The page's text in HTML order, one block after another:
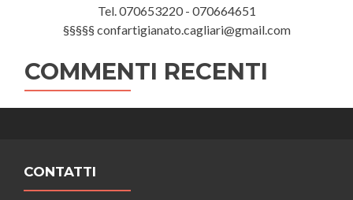
Tel. 070653220 - 070664651
§§§§§ confartigianato.cagliari@gmail.com
COMMENTI RECENTI
CONTATTI